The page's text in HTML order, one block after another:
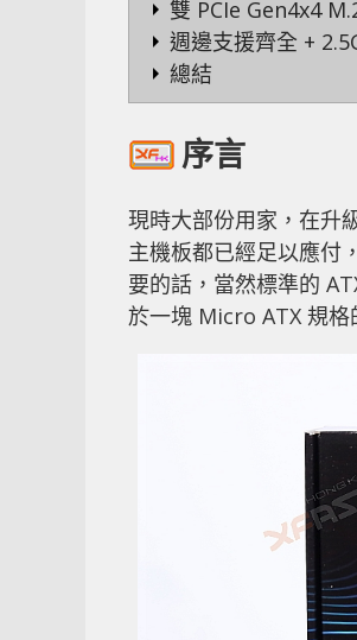
雙 PCIe Gen4x4
週邊支援齊全 +
總結
序言
現時大部份用家，在升
主機板都已經足以應付
要的話，當然標準的
於一塊 Micro ATX 規格